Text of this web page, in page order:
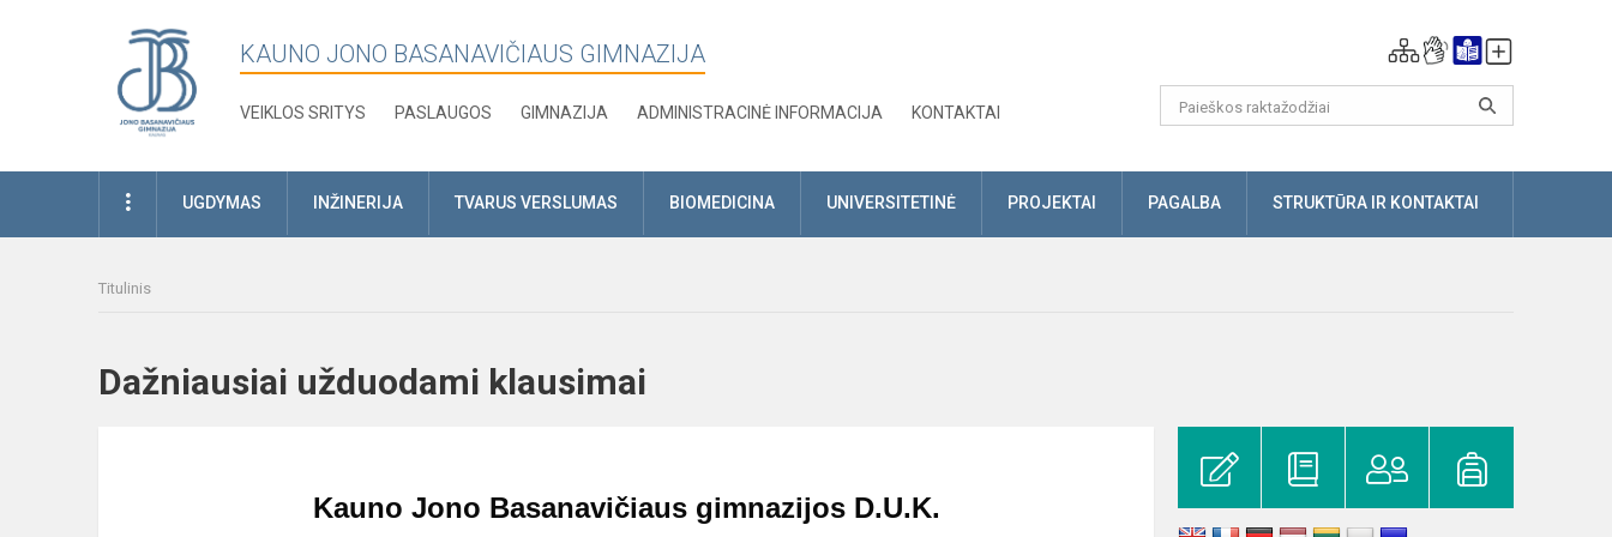
KAUNO JONO BASANAVIČIAUS GIMNAZIJA
VEIKLOS SRITYS PASLAUGOS GIMNAZIJA ADMINISTRACINĖ INFORMACIJA KONTAKTAI
UGDYMAS INŽINERIJA TVARUS VERSLUMAS BIOMEDICINA UNIVERSITETINĖ PROJEKTAI PAGALBA STRUKTŪRA IR KONTAKTAI
Titulinis
Dažniausiai užduodami klausimai
Kauno Jono Basanavičiaus gimnazijos D.U.K.